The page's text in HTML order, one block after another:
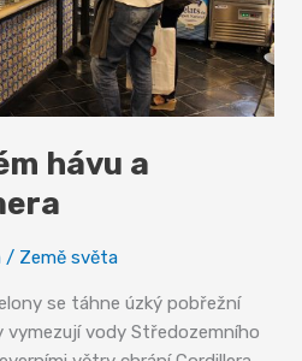
hávu a
/ Země světa
se táhne úzký pobřežní
vody Středozemního